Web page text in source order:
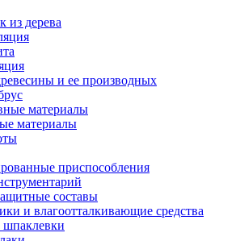
из дерева
и ее производных
материалы
материалы
приспособления
составы
и влагоотталкивающие средства
шпаклевки